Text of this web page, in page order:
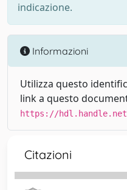
indicazione.
Informazioni
Utilizza questo
link a questo
https://hdl.handle.net/
Citazioni